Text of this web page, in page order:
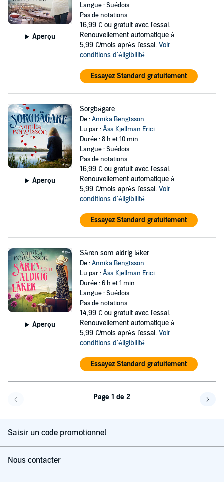
Aperçu
Langue : Suédois
Pas de notations
16,99 € ou gratuit avec l'essai.
Renouvellement automatique à
5,99 €/mois après l'essai. Voir
conditions d'éligibilité
Essayez Standard gratuitement
Aperçu
Sorgbägare
De :Annika Bengtsson
Lu par :Åsa Kjellman Erici
Durée : 8 h et 10 min
Langue : Suédois
Pas de notations
16,99 € ou gratuit avec l'essai.
Renouvellement automatique à
5,99 €/mois après l'essai. Voir
conditions d'éligibilité
Essayez Standard gratuitement
Aperçu
Såren som aldrig läker
De :Annika Bengtsson
Lu par :Åsa Kjellman Erici
Durée : 6 h et 1 min
Langue : Suédois
Pas de notations
14,99 € ou gratuit avec l'essai.
Renouvellement automatique à
5,99 €/mois après l'essai. Voir
conditions d'éligibilité
Essayez Standard gratuitement
Page 1 de 2
Saisir un code promotionnel
Nous contacter